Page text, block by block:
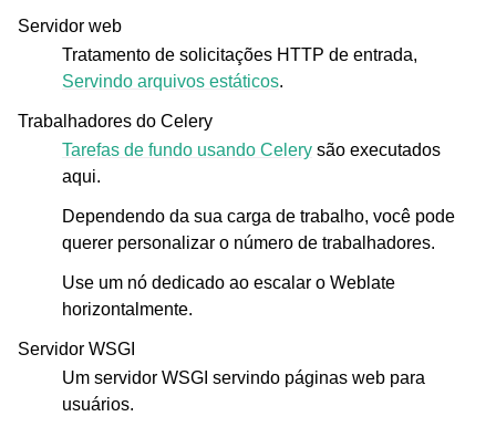
Servidor web
Tratamento de solicitações HTTP de entrada,
Servindo arquivos estáticos.
Trabalhadores do Celery
Tarefas de fundo usando Celery são executados
aqui.
Dependendo da sua carga de trabalho, você pode
querer personalizar o número de trabalhadores.
Use um nó dedicado ao escalar o Weblate
horizontalmente.
Servidor WSGI
Um servidor WSGI servindo páginas web para
usuários.